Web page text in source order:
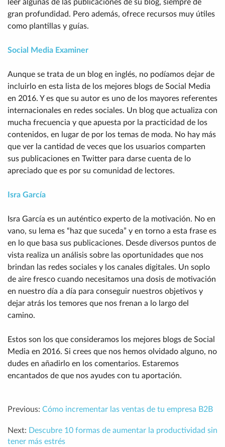
leer algunas de las publicaciones de su blog, siempre de
gran profundidad. Pero además, ofrece recursos muy útiles
como plantillas y guías.
Social Media Examiner
Aunque se trata de un blog en inglés, no podíamos dejar de
incluirlo en esta lista de los mejores blogs de Social Media
en 2016. Y es que su autor es uno de los mayores referentes
internacionales en redes sociales. Un blog que actualiza con
mucha frecuencia y que apuesta por la practicidad de los
contenidos, en lugar de por los temas de moda. No hay más
que ver la cantidad de veces que los usuarios comparten
sus publicaciones en Twitter para darse cuenta de lo
apreciado que es por su comunidad de lectores.
Isra García
Isra García es un auténtico experto de la motivación. No en
vano, su lema es “haz que suceda” y en torno a esta frase es
en lo que basa sus publicaciones. Desde diversos puntos de
vista realiza un análisis sobre las oportunidades que nos
brindan las redes sociales y los canales digitales. Un soplo
de aire fresco cuando necesitamos una dosis de motivación
en nuestro día a día para conseguir nuestros objetivos y
dejar atrás los temores que nos frenan a lo largo del
camino.
Estos son los que consideramos los mejores blogs de Social
Media en 2016. Si crees que nos hemos olvidado alguno, no
dudes en añadirlo en los comentarios. Estaremos
encantados de que nos ayudes con tu aportación.
Previous: Cómo incrementar las ventas de tu empresa B2B
Next: Descubre 10 formas de aumentar la productividad sin
tener más estrés